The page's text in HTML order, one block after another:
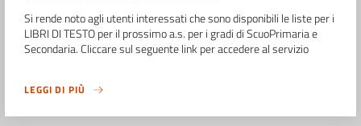
Si rende noto agli utenti interessati che sono disponibili le liste per i
LIBRI DI TESTO per il prossimo a.s. per i gradi di ScuoPrimaria e
Secondaria. Cliccare sul seguente link per accedere al servizio
LEGGI DI PIÙ